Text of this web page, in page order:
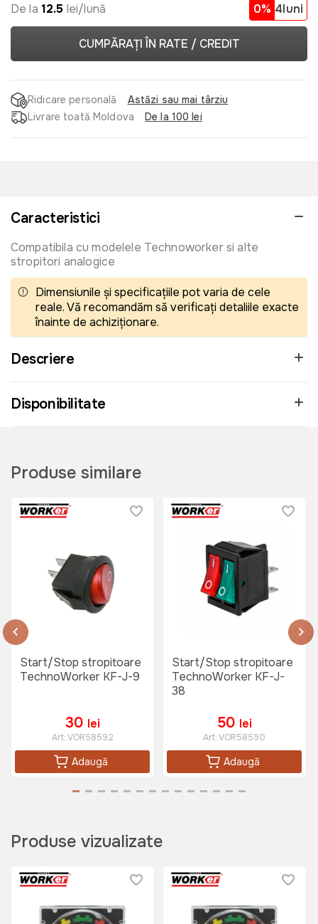
De la 12.5 lei/lună 0% 4luni
CUMPĂRAȚI ÎN RATE / CREDIT
Ridicare personală
Astăzi sau mai târziu
Livrare toată Moldova
De la 100 lei
Caracteristici
Compatibila cu modelele Technoworker si alte
stropitori analogice
Dimensiunile și specificațiile pot varia de cele
reale. Vă recomandăm să verificați detaliile exacte
înainte de achiziționare.
Descriere
Disponibilitate
Produse similare
Start/Stop stropitoare
TechnoWorker KF-J-9
30 lei
Art:VOR58592
Adaugă
Start/Stop stropitoare
TechnoWorker KF-J-
38
50 lei
Art:VOR58590
Adaugă
Produse vizualizate